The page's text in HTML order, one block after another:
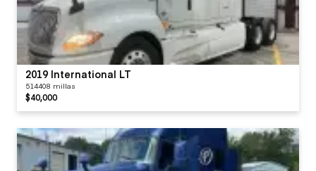
2019 International LT
514408 millas
$40,000